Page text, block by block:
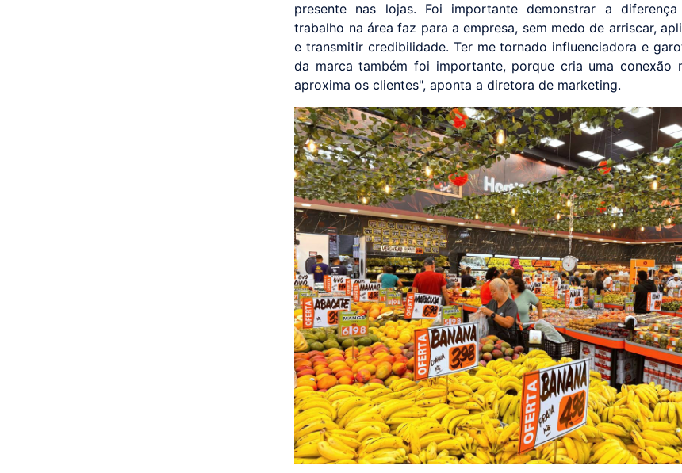
presente nas lojas. Foi importante demonstrar a
trabalho na área faz para a empresa, sem medo de arriscar,
e transmitir credibilidade. Ter me tornado influenciadora e
da marca também foi importante, porque cria uma conexão
aproxima os clientes", aponta a diretora de marketing.